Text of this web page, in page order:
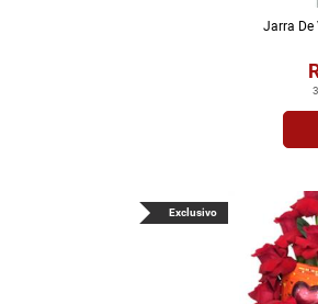
Jarra De
Exclusivo